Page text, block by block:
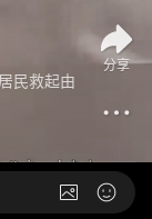
民救起由
分享